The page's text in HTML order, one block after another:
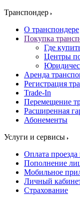
Транспондер
О транспондере
Покупка
Где
Центры
Аренда
Регистрация
Trade-In
Перемещение
Расширенная
Абонементы
Услуги и сервисы
Оплата
Пополнение
Мобильное
Личный
Страхование